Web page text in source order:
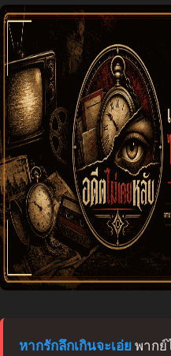
หากรักลึกเกินจะเอ่ย พากย์